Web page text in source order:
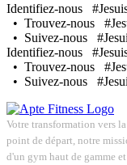
Identifiez-nous
• Trouvez-nous
• Suivez-nous
Identifiez-nous
• Trouvez-nous
• Suivez-nous
Votre transformation vers
point de départ, notre
d'un gym haut de gamme